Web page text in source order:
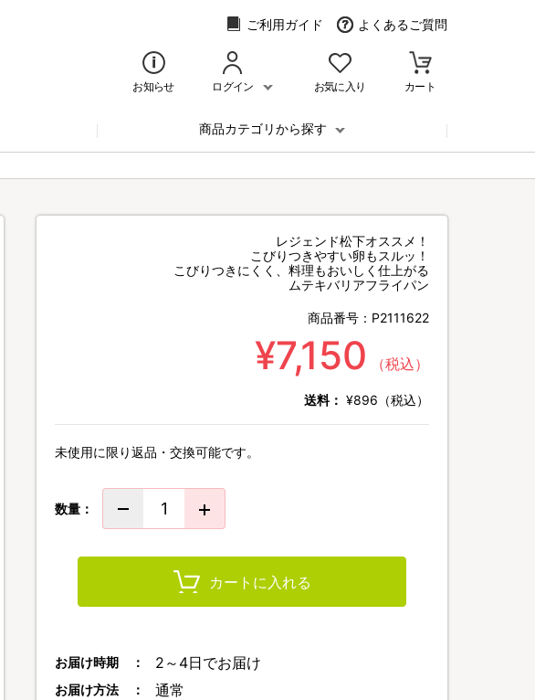
ご利用ガイド よくあるご質問
お知らせ ログイン お気に入り カート
商品カテゴリから探す
レジェンド松下オススメ！
こびりつきやすい卵もスルッ！
こびりつきにくく、料理もおいしく仕上がる
ムテキバリアフライパン
商品番号： P2111622
¥7,150 （税込）
送料： ¥896（税込）
未使用に限り返品・交換可能です。
数量：
カートに入れる
お届け時期 ： 2～4日でお届け
お届け方法 ： 通常